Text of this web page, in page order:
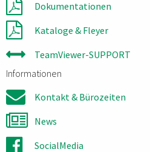
Dokumentationen
Kataloge & Fleyer
TeamViewer-SUPPORT
Informationen
Kontakt & Bürozeiten
News
SocialMedia